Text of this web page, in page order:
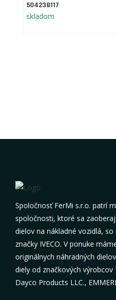
504238117
skladom
Spoločnosť FerMi s.r.o. patrí
spoločnosti, ktoré sa
dielov na nákladné vozidlá,
značky IVECO. V ponuke
originálnych náhradných
diely od značkových
Dayco Products LLC.,